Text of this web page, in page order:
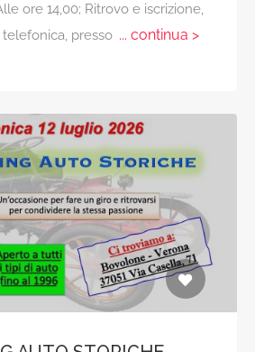
ore 14,00; Ritrovo e iscrizione,
presso... continua >